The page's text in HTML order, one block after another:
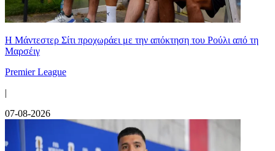
Η Μάντεστερ Σίτι προχωράει με την απόκτηση του Ρούλι από τη
Μαρσέιγ
Premier League
|
07-08-2026